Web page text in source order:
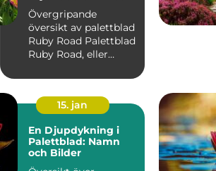
Övergripande
översikt av palettblad
Ruby Road Palettblad
Ruby Road, eller
'R...
15. jan
En Djupdykning i
Palettblad: Namn
och Bilder